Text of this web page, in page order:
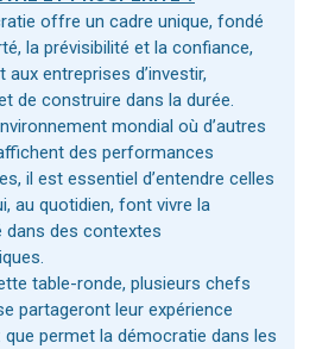
offre un cadre unique, fondé
la prévisibilité et la confiance,
aux entreprises d’investir,
de construire dans la durée.
mondial où d’autres
des performances
il est essentiel d’entendre celles
au quotidien, font vivre la
dans des contextes
table-ronde, plusieurs chefs
partageront leur expérience
permet la démocratie dans les